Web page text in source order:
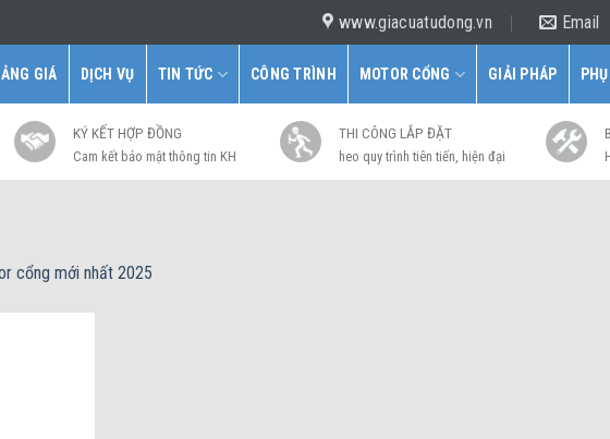
www.giacuatudong.vn Email
GIÁ DỊCH VỤ TIN TỨC CÔNG TRÌNH MOTOR CỔNG GIẢI PHÁP
KÝ KẾT HỢP ĐỒNG
Cam kết bảo mật thông tin KH
THI CÔNG LẮP ĐẶT
heo quy trình tiên tiến, hiện đại
cổng mới nhất 2025